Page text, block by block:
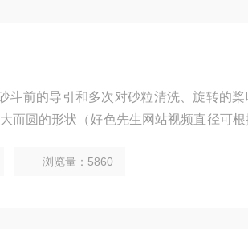
斗前的导引和多次对砂粒清洗、旋转的桨
而圆的形状（好色先生网站视频直径可
浏览量：5860